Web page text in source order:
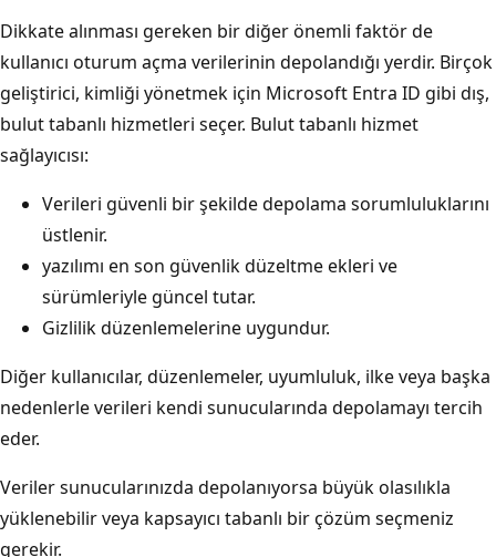
Dikkate alınması gereken bir diğer önemli faktör de
kullanıcı oturum açma verilerinin depolandığı yerdir. Birçok
geliştirici, kimliği yönetmek için Microsoft Entra ID gibi dış,
bulut tabanlı hizmetleri seçer. Bulut tabanlı hizmet
sağlayıcısı:
Verileri güvenli bir şekilde depolama sorumluluklarını
üstlenir.
yazılımı en son güvenlik düzeltme ekleri ve
sürümleriyle güncel tutar.
Gizlilik düzenlemelerine uygundur.
Diğer kullanıcılar, düzenlemeler, uyumluluk, ilke veya başka
nedenlerle verileri kendi sunucularında depolamayı tercih
eder.
Veriler sunucularınızda depolanıyorsa büyük olasılıkla
yüklenebilir veya kapsayıcı tabanlı bir çözüm seçmeniz
gerekir.